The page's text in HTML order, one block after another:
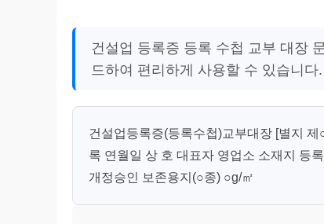
건설업 등록증 등록 수첩 교부 대장
드하여 편리하게 사용할 수 있습니
건설업등록증(등록수첩)교부대장 [별지
록 연월일 상 호 대표자 영업소 소재지 등
개정승인 보존용지(○종) ○g/㎡